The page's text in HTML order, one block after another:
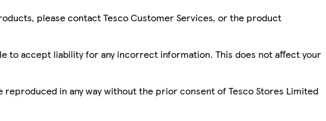
please contact Tesco Customer Services, or the product
to accept liability for any incorrect information. This does not affect your
in any way without the prior consent of Tesco Stores Limited